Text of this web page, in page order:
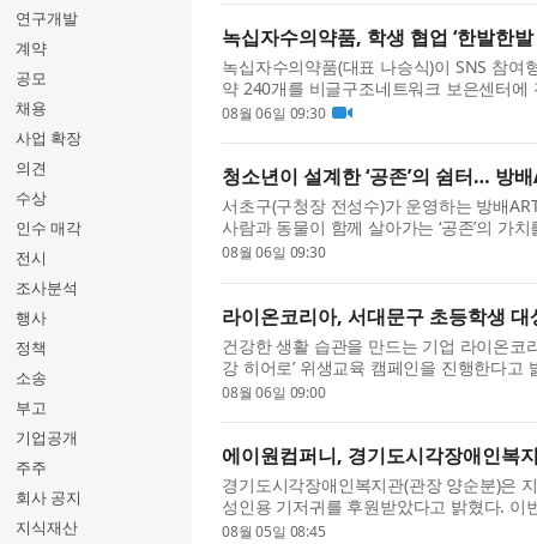
연구개발
계약
공모
채용
사업 확장
의견
수상
인수 매각
전시
조사분석
행사
정책
소송
부고
기업공개
주주
회사 공지
지식재산
녹십자수의약품, 학생 협업 ‘한발한
녹십자수의약품(대표 나승식)이 SNS 참여
약 240개를 비글구조네트워크 보은센터에
교 학생 프로젝트 ‘PawfectRxCycle’과 협
08월 06일 09:30
청소년이 설계한 ‘공존’의 쉼터… 방
서초구(구청장 전성수)가 운영하는 방배
사람과 동물이 함께 살아가는 ‘공존’의 가
성공적으로 마무리했다. ‘뚝딱공작소’는
08월 06일 09:30
라이온코리아, 서대문구 초등학생 대
건강한 생활 습관을 만드는 기업 라이온코
강 히어로’ 위생교육 캠페인을 진행한다
코리아와 서대문구보건소, 연세대학교 치
08월 06일 09:00
에이원컴퍼니, 경기도시각장애인복
경기도시각장애인복지관(관장 양순분)은
성인용 기저귀를 후원받았다고 밝혔다.
께하는 첫 나눔으로, 경제적 부담 등으로
08월 05일 08:45